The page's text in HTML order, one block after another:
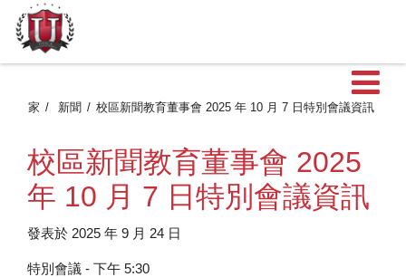
家 新聞 校區新聞教育董事會 2025 年 10 月 7 日特別會議資訊
校區新聞教育董事會 2025
年 10 月 7 日特別會議資訊
發表於 2025 年 9 月 24 日
特別會議 - 下午 5:30